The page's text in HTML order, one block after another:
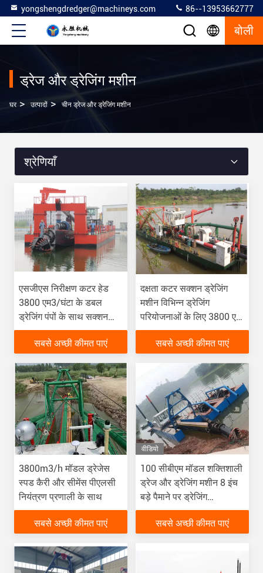
yongshengdredger@machineys.com 86--13953662777
बोली
ड्रेज और ड्रेजिंग मशीन
घर > उत्पादों > चीन ड्रेज और ड्रेजिंग मशीन
श्रेणियाँ
एसजीएस निरीक्षण कटर हेड
3800 एम3/घंटा के डबल
ड्रेजिंग पंपों के साथ सक्शन
ड्रेज
सबसे अच्छी कीमत पाएं
दक्षता कटर सक्शन ड्रेजिंग
मशीन विभिन्न ड्रेजिंग
परियोजनाओं के लिए 3800 एम
3 / एच के साथ
सबसे अच्छी कीमत पाएं
3800m3/h मॉडल ड्रेजेस
स्पड कैरी और सीमेंस पीएलसी
नियंत्रण प्रणाली के साथ
सबसे अच्छी कीमत पाएं
वीडियो
100 सीबीएम मॉडल शक्तिशाली
ड्रेज और ड्रेजिंग मशीन 8 इंच
बड़े पैमाने पर ड्रेजिंग
परियोजनाओं और कार्यों के लिए
सबसे अच्छी कीमत पाएं